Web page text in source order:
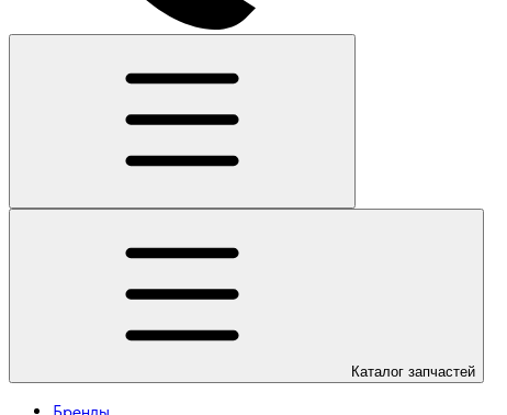
Каталог запчастей